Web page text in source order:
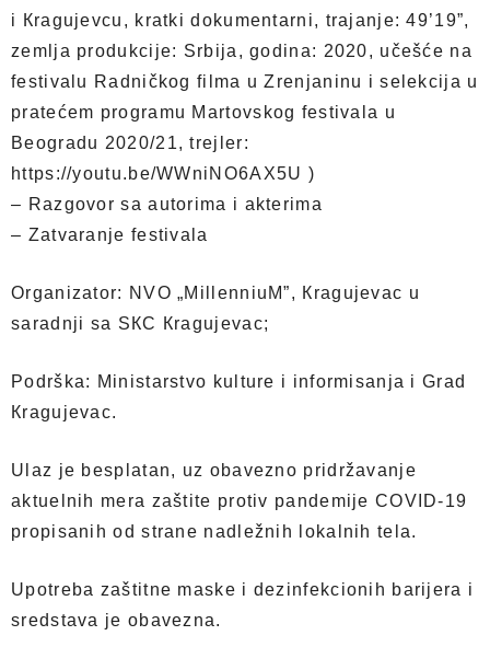
i Кragujevcu, kratki dokumentarni, trajanje: 49’19”,
zemlja produkcije: Srbija, godina: 2020, učešće na
festivalu Radničkog filma u Zrenjaninu i selekcija u
pratećem programu Martovskog festivala u
Beogradu 2020/21, trejler:
https://youtu.be/WWniNO6AX5U )
– Razgovor sa autorima i akterima
– Zatvaranje festivala
Organizator: NVO „MillenniuM”, Кragujevac u
saradnji sa SКC Кragujevac;
Podrška: Ministarstvo kulture i informisanja i Grad
Кragujevac.
Ulaz je besplatan, uz obavezno pridržavanje
aktuelnih mera zaštite protiv pandemije COVID-19
propisanih od strane nadležnih lokalnih tela.
Upotreba zaštitne maske i dezinfekcionih barijera i
sredstava je obavezna.